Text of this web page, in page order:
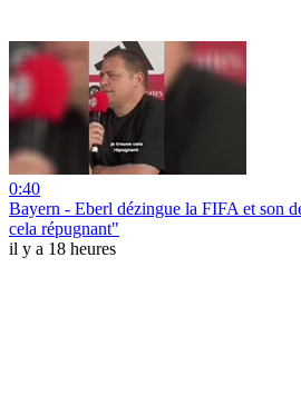
0:40
Bayern - Eberl dézingue la FIFA et son
cela répugnant"
il y a 18 heures